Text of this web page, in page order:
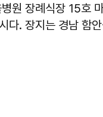
원 장례식장 15호
다. 장지는 경남 함